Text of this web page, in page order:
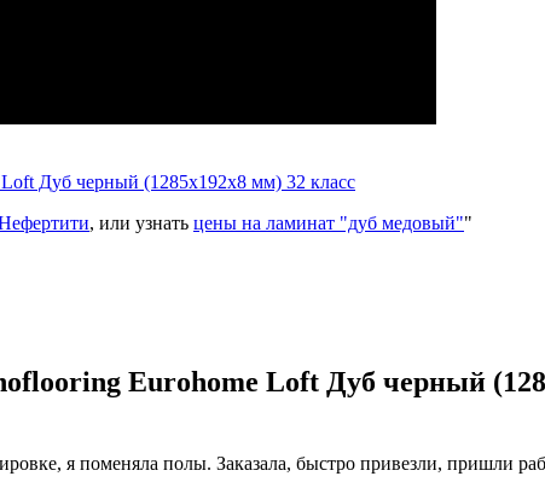
Дуб черный (1285x192x8 мм) 32 класс
, или узнать цены на ламинат "дуб медовый""
Eurohome Loft Дуб черный
я поменяла полы. Заказала, быстро привезли, пришли